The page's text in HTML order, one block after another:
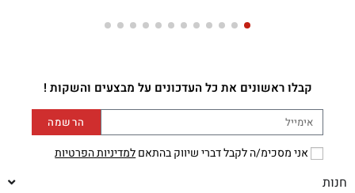
קבלו ראשונים את כל העדכונים על מבצעים והשקות !
אני מסכימ/ה לקבל דברי שיווק בהתאםלמדיניות הפרטיות
הרשמה
חנות